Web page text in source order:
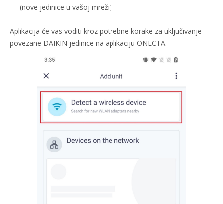
(nove jedinice u vašoj mreži)
Aplikacija će vas voditi kroz potrebne korake za uključivanje
povezane DAIKIN jedinice na aplikaciju ONECTA.